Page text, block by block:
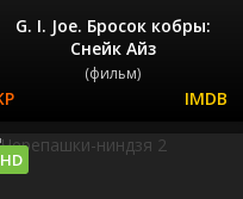
G. I. Joe. Бросок кобры:
Снейк Айз
(фильм)
HD